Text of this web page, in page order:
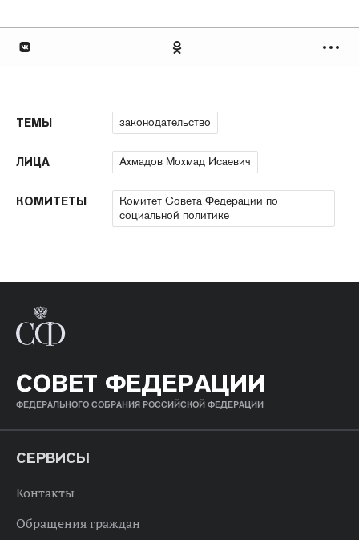
ТЕМЫ законодательство
ЛИЦА Ахмадов Мохмад Исаевич
КОМИТЕТЫ
Комитет Совета Федерации по
социальной политике
СОВЕТ ФЕДЕРАЦИИ
ФЕДЕРАЛЬНОГО СОБРАНИЯ РОССИЙСКОЙ ФЕДЕРАЦИИ
СЕРВИСЫ
Контакты
Обращения граждан